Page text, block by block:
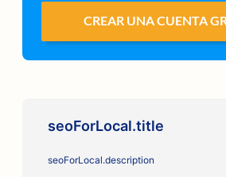
CREAR UNA CUENTA
seoForLocal.title
seoForLocal.description